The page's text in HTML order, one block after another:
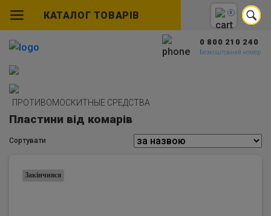
КАТАЛОГ ТОВАРІВ 0
0 800 210 240
Безкоштовний номер
ПРОТИВОМОСКИТНЫЕ СРЕДСТВА
Пластини від комарів
Сортувати
Закінчився